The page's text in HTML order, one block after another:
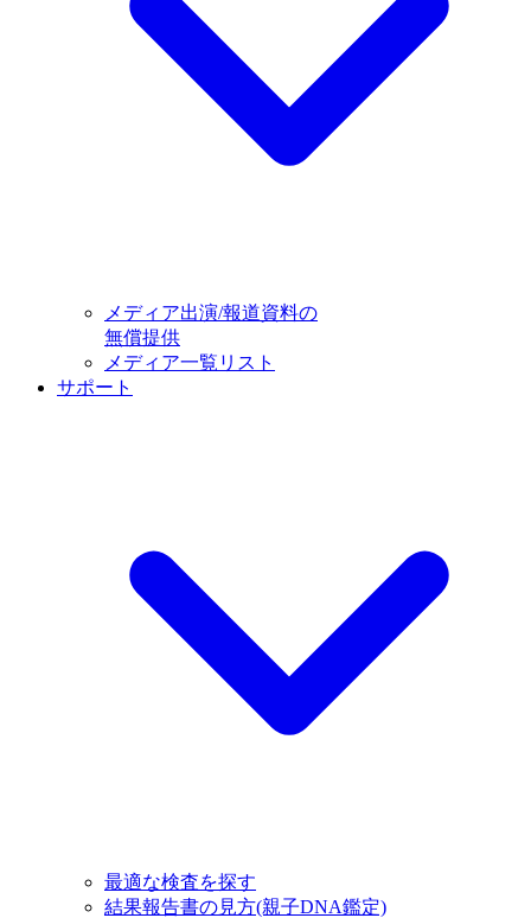
メディア出演/報道資料の
無償提供
メディア一覧リスト
サポート
最適な検査を探す
結果報告書の見方(親子DNA鑑定)